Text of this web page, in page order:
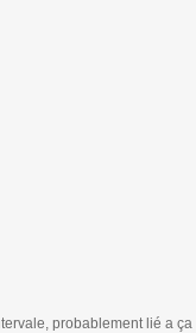
probablement lié a ça